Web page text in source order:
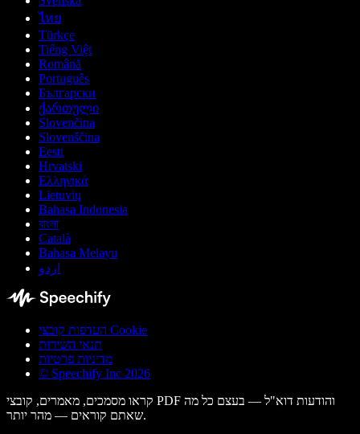
ไทย
Türkçe
Tiếng Việt
Română
Português
Български
ქართული
Slovenčina
Slovenščina
Eesti
Hrvatski
Ελληνικά
Lietuvių
Bahasa Indonesia
বাংলা
Català
Bahasa Melayu
اردو
העדפות קובצי Cookie
תנאי השירות
מדיניות פרטיות
© Speechify Inc 2026
קראו מסמכים, מאמרים, קובצי PDF והודעות דוא"ל — בעצם כל מה
שאתם קוראים — מהר יותר.